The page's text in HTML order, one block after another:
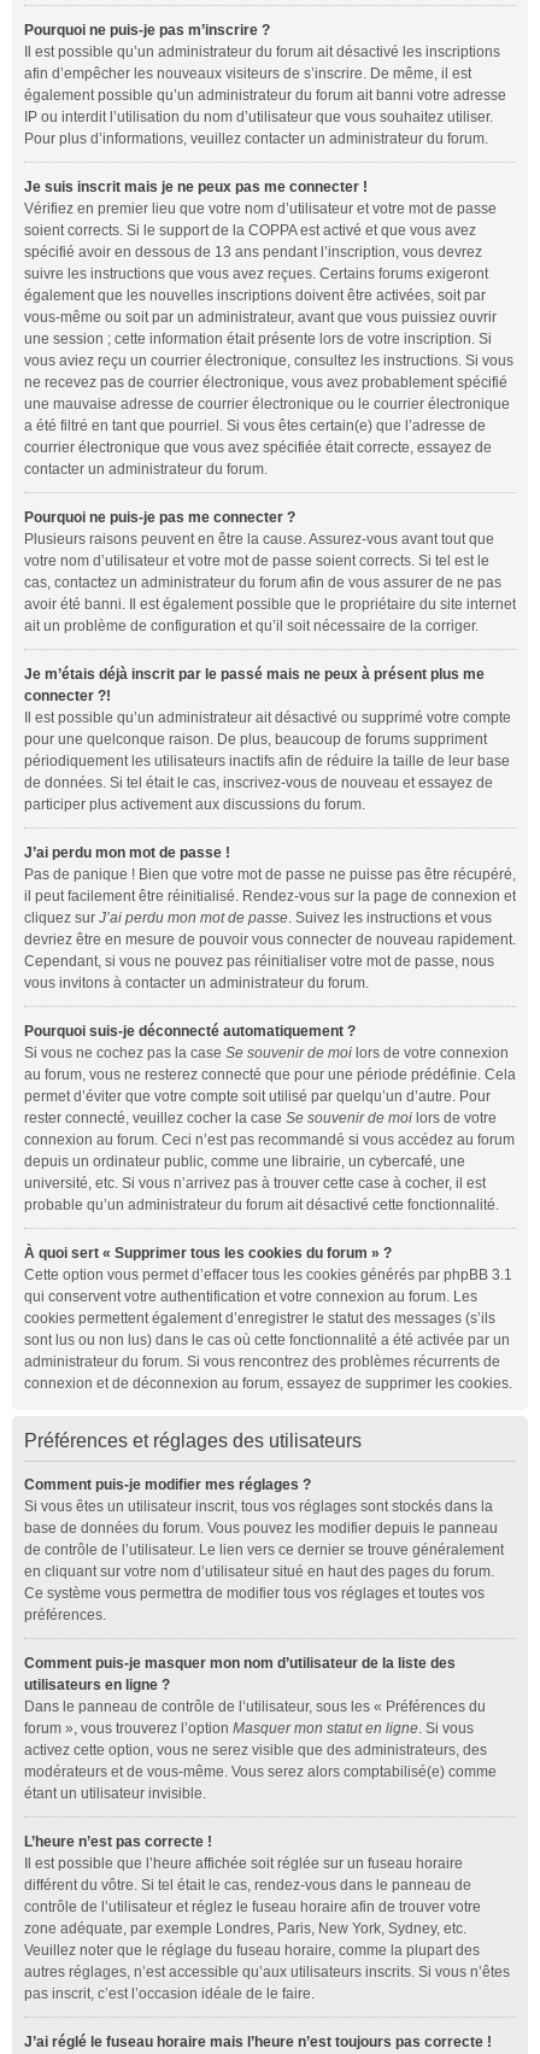
Pourquoi ne puis-je pas m’inscrire ?
Il est possible qu’un administrateur du forum ait désactivé les inscriptions
afin d’empêcher les nouveaux visiteurs de s’inscrire. De même, il est
également possible qu’un administrateur du forum ait banni votre adresse
IP ou interdit l’utilisation du nom d’utilisateur que vous souhaitez utiliser.
Pour plus d’informations, veuillez contacter un administrateur du forum.
Je suis inscrit mais je ne peux pas me connecter !
Vérifiez en premier lieu que votre nom d’utilisateur et votre mot de passe
soient corrects. Si le support de la COPPA est activé et que vous avez
spécifié avoir en dessous de 13 ans pendant l’inscription, vous devrez
suivre les instructions que vous avez reçues. Certains forums exigeront
également que les nouvelles inscriptions doivent être activées, soit par
vous-même ou soit par un administrateur, avant que vous puissiez ouvrir
une session ; cette information était présente lors de votre inscription. Si
vous aviez reçu un courrier électronique, consultez les instructions. Si vous
ne recevez pas de courrier électronique, vous avez probablement spécifié
une mauvaise adresse de courrier électronique ou le courrier électronique
a été filtré en tant que pourriel. Si vous êtes certain(e) que l’adresse de
courrier électronique que vous avez spécifiée était correcte, essayez de
contacter un administrateur du forum.
Pourquoi ne puis-je pas me connecter ?
Plusieurs raisons peuvent en être la cause. Assurez-vous avant tout que
votre nom d’utilisateur et votre mot de passe soient corrects. Si tel est le
cas, contactez un administrateur du forum afin de vous assurer de ne pas
avoir été banni. Il est également possible que le propriétaire du site internet
ait un problème de configuration et qu’il soit nécessaire de la corriger.
Je m’étais déjà inscrit par le passé mais ne peux à présent plus me
connecter ?!
Il est possible qu’un administrateur ait désactivé ou supprimé votre compte
pour une quelconque raison. De plus, beaucoup de forums suppriment
périodiquement les utilisateurs inactifs afin de réduire la taille de leur base
de données. Si tel était le cas, inscrivez-vous de nouveau et essayez de
participer plus activement aux discussions du forum.
J’ai perdu mon mot de passe !
Pas de panique ! Bien que votre mot de passe ne puisse pas être récupéré,
il peut facilement être réinitialisé. Rendez-vous sur la page de connexion et
cliquez sur J’ai perdu mon mot de passe. Suivez les instructions et vous
devriez être en mesure de pouvoir vous connecter de nouveau rapidement.
Cependant, si vous ne pouvez pas réinitialiser votre mot de passe, nous
vous invitons à contacter un administrateur du forum.
Pourquoi suis-je déconnecté automatiquement ?
Si vous ne cochez pas la case Se souvenir de moi lors de votre connexion
au forum, vous ne resterez connecté que pour une période prédéfinie. Cela
permet d’éviter que votre compte soit utilisé par quelqu’un d’autre. Pour
rester connecté, veuillez cocher la case Se souvenir de moi lors de votre
connexion au forum. Ceci n’est pas recommandé si vous accédez au forum
depuis un ordinateur public, comme une librairie, un cybercafé, une
université, etc. Si vous n’arrivez pas à trouver cette case à cocher, il est
probable qu’un administrateur du forum ait désactivé cette fonctionnalité.
À quoi sert « Supprimer tous les cookies du forum » ?
Cette option vous permet d’effacer tous les cookies générés par phpBB 3.1
qui conservent votre authentification et votre connexion au forum. Les
cookies permettent également d’enregistrer le statut des messages (s’ils
sont lus ou non lus) dans le cas où cette fonctionnalité a été activée par un
administrateur du forum. Si vous rencontrez des problèmes récurrents de
connexion et de déconnexion au forum, essayez de supprimer les cookies.
Préférences et réglages des utilisateurs
Comment puis-je modifier mes réglages ?
Si vous êtes un utilisateur inscrit, tous vos réglages sont stockés dans la
base de données du forum. Vous pouvez les modifier depuis le panneau
de contrôle de l’utilisateur. Le lien vers ce dernier se trouve généralement
en cliquant sur votre nom d’utilisateur situé en haut des pages du forum.
Ce système vous permettra de modifier tous vos réglages et toutes vos
préférences.
Comment puis-je masquer mon nom d’utilisateur de la liste des
utilisateurs en ligne ?
Dans le panneau de contrôle de l’utilisateur, sous les « Préférences du
forum », vous trouverez l’option Masquer mon statut en ligne. Si vous
activez cette option, vous ne serez visible que des administrateurs, des
modérateurs et de vous-même. Vous serez alors comptabilisé(e) comme
étant un utilisateur invisible.
L’heure n’est pas correcte !
Il est possible que l’heure affichée soit réglée sur un fuseau horaire
différent du vôtre. Si tel était le cas, rendez-vous dans le panneau de
contrôle de l’utilisateur et réglez le fuseau horaire afin de trouver votre
zone adéquate, par exemple Londres, Paris, New York, Sydney, etc.
Veuillez noter que le réglage du fuseau horaire, comme la plupart des
autres réglages, n’est accessible qu’aux utilisateurs inscrits. Si vous n’êtes
pas inscrit, c’est l’occasion idéale de le faire.
J’ai réglé le fuseau horaire mais l’heure n’est toujours pas correcte !